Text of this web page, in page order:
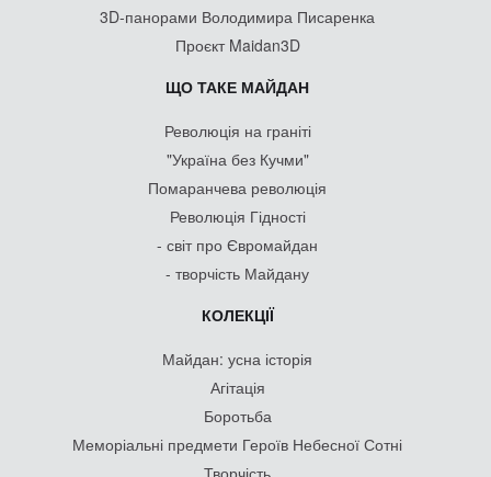
3D-панорами Володимира Писаренка
Проєкт Maidan3D
ЩО ТАКЕ МАЙДАН
Революція на граніті
"Україна без Кучми"
Помаранчева революція
Революція Гідності
- світ про Євромайдан
- творчість Майдану
КОЛЕКЦІЇ
Майдан: усна історія
Агітація
Боротьба
Меморіальні предмети Героїв Небесної Сотні
Творчість